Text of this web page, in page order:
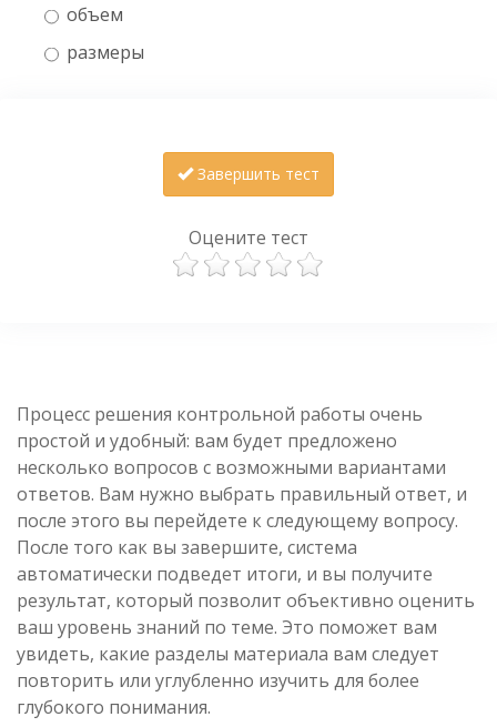
объем
размеры
Завершить тест
Оцените тест
Процесс решения контрольной работы очень
простой и удобный: вам будет предложено
несколько вопросов с возможными вариантами
ответов. Вам нужно выбрать правильный ответ, и
после этого вы перейдете к следующему вопросу.
После того как вы завершите, система
автоматически подведет итоги, и вы получите
результат, который позволит объективно оценить
ваш уровень знаний по теме. Это поможет вам
увидеть, какие разделы материала вам следует
повторить или углубленно изучить для более
глубокого понимания.